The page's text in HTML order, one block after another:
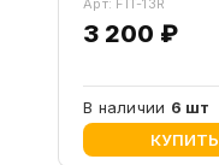
Арт: FIT-13R
3 200 ₽
В наличии 6 шт
КУПИТЬ